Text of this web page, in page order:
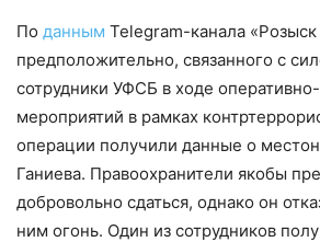
По данным Telegram-канала
предположительно, связанного с
сотрудники УФСБ в ходе
мероприятий в рамках
операции получили данные о
Ганиева. Правоохранители якобы
добровольно сдаться, однако он
ним огонь. Один из сотрудников